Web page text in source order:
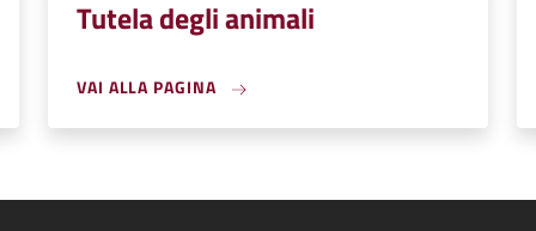
Tutela degli animali
VAI ALLA PAGINA